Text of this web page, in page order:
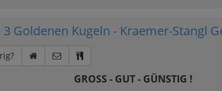
3 Goldenen Kugeln - Kraemer-Stangl
GROSS - GUT - GÜNSTIG !